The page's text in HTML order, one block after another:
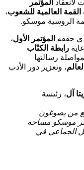
لانعقاد المؤتمر
القمة العالمية للشعوب،
الروسية موسكو.
حققه المؤتمر الأول،
رابطة الكتّاب
رسالتها
، وتعزيز دور الأدب
آل، رئيسة
من يصوغون
موسكو مساحة
الجماعي في